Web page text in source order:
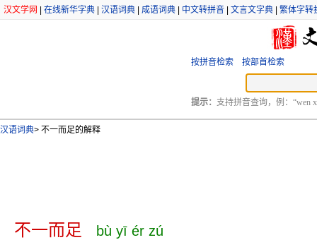
汉文学网 在线新华字典 汉语词典 成语词典 中文转拼音 文言文字典 繁体字转
按拼音检索 按部首检索
提示： 支持拼音查询，例：“wen
汉语词典> 不一而足的解释
不一而足 bù yī ér zú